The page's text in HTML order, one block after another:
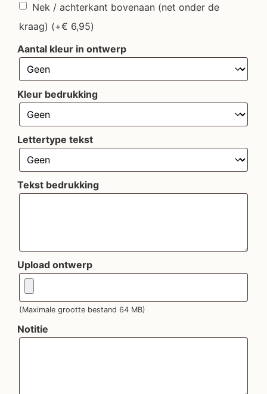
Nek / achterkant bovenaan (net onder de
kraag) (+€ 6,95)
Aantal kleur in ontwerp
Kleur bedrukking
Lettertype tekst
Tekst bedrukking
Upload ontwerp
(Maximale grootte bestand 64 MB)
Notitie